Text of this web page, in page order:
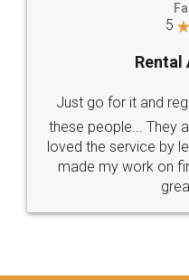
5
Rental
Just go for it and
these people... They
loved the service by
made my work on